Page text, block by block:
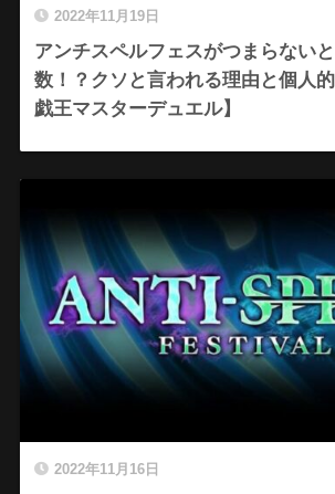
2022年11月19日
アンチスペルフェスがつまらない
数！？クソと言われる理由と個人
戯王マスターデュエル】
2022年11月16日